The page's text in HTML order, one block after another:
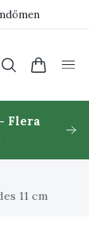
Flera
11 cm